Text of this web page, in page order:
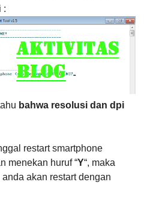
:
bahwa resolusi dan dpi
restart smartphone
menekan huruf “Y“, maka
akan restart dengan